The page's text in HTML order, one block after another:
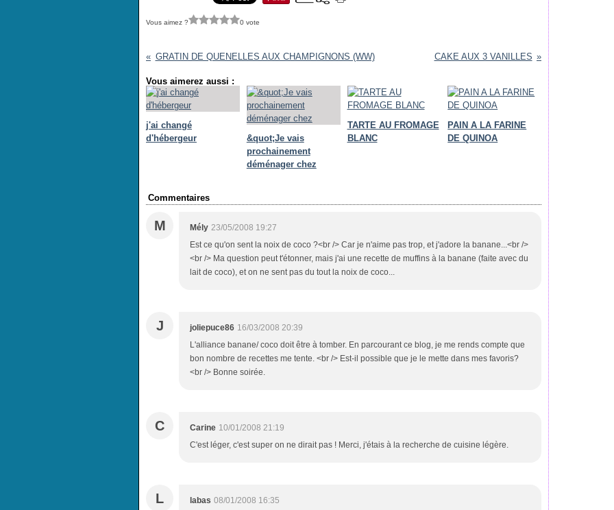
Vous aimez ? 0 vote
GRATIN DE QUENELLES AUX CHAMPIGNONS (WW) CAKE AUX 3 VANILLES
Vous aimerez aussi :
j'ai changé
d'hébergeur
&quot;Je vais
prochainement
déménager chez
TARTE AU FROMAGE
BLANC
PAIN A LA FARINE
DE QUINOA
Commentaires
M Mély 23/05/2008 19:27
Est ce qu'on sent la noix de coco ?<br /> Car je n'aime pas trop, et j'adore la banane...<br />
<br /> Ma question peut t'étonner, mais j'ai une recette de muffins à la banane (faite avec du
lait de coco), et on ne sent pas du tout la noix de coco...
J joliepuce86 16/03/2008 20:39
L'alliance banane/ coco doit être à tomber. En parcourant ce blog, je me rends compte que
bon nombre de recettes me tente. <br /> Est-il possible que je le mette dans mes favoris?
<br /> Bonne soirée.
C Carine 10/01/2008 21:19
C'est léger, c'est super on ne dirait pas ! Merci, j'étais à la recherche de cuisine légère.
L labas 08/01/2008 16:35